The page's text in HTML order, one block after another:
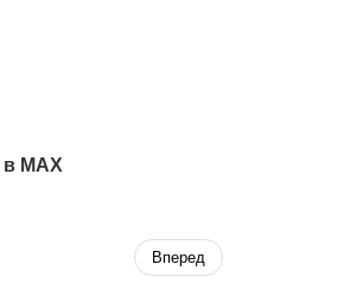
в MAX
Вперед